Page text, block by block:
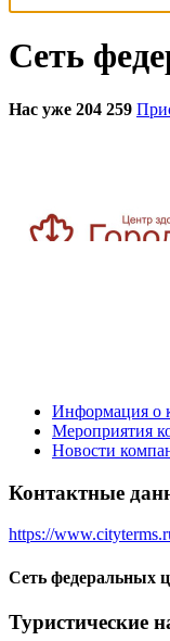
Сеть
Нас уже 204 259
Информация о
Мероприятия
Новости
Контактные
https://
Сеть федеральных
Туристическиe